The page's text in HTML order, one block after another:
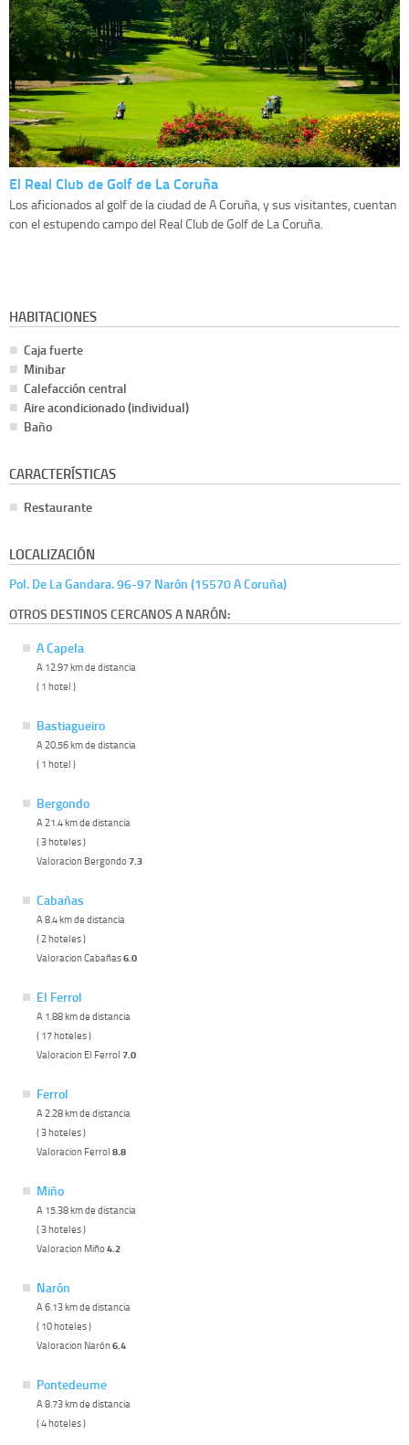
El Real Club de Golf de La Coruña
Los aficionados al golf de la ciudad de A Coruña, y sus visitantes, cuentan
con el estupendo campo del Real Club de Golf de La Coruña.
HABITACIONES
Caja fuerte
Minibar
Calefacción central
Aire acondicionado (individual)
Baño
CARACTERÍSTICAS
Restaurante
LOCALIZACIÓN
Pol. De La Gandara. 96-97 Narón (15570 A Coruña)
OTROS DESTINOS CERCANOS A NARÓN:
A Capela
A 12.97 km de distancia
( 1 hotel )
Bastiagueiro
A 20.56 km de distancia
( 1 hotel )
Bergondo
A 21.4 km de distancia
( 3 hoteles )
Valoracion Bergondo7.3
Cabañas
A 8.4 km de distancia
( 2 hoteles )
Valoracion Cabañas6.0
El Ferrol
A 1.88 km de distancia
( 17 hoteles )
Valoracion El Ferrol 7.0
Ferrol
A 2.28 km de distancia
( 3 hoteles )
Valoracion Ferrol 8.8
Miño
A 15.38 km de distancia
( 3 hoteles )
Valoracion Miño4.2
Narón
A 6.13 km de distancia
( 10 hoteles )
Valoracion Narón6.4
Pontedeume
A 8.73 km de distancia
( 4 hoteles )